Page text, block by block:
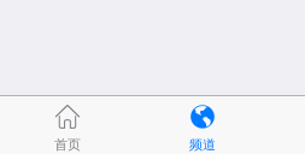
首页 频道